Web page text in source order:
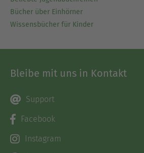
Bücher über Einhörner
Wissensbücher für Kinder
Bleibe mit uns in Kontakt
Support
Facebook
Instagram